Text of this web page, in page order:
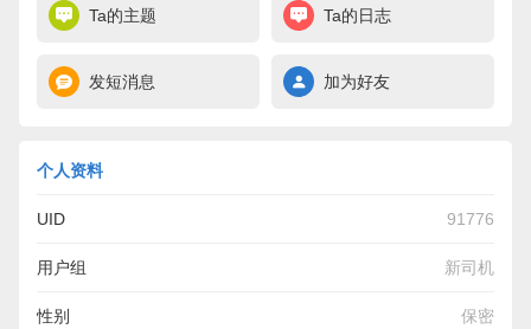
Ta的主题 Ta的日志
发短消息 加为好友
个人资料
UID 91776
用户组 新司机
性别 保密